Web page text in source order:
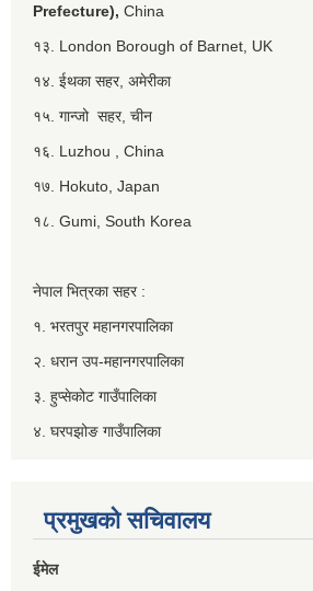
Prefecture), China
१३. London Borough of Barnet, UK
१४. ईथका सहर, अमेरीका
१५. गान्जो सहर, चीन
१६. Luzhou , China
१७. Hokuto, Japan
१८. Gumi, South Korea
नेपाल भित्रका सहर :
१. भरतपुर महानगरपालिका
२. धरान उप-महानगरपालिका
३. हुप्सेकोट गाउँपालिका
४. घरपझोङ गाउँपालिका
प्रमुखको सचिवालय
ईमेल